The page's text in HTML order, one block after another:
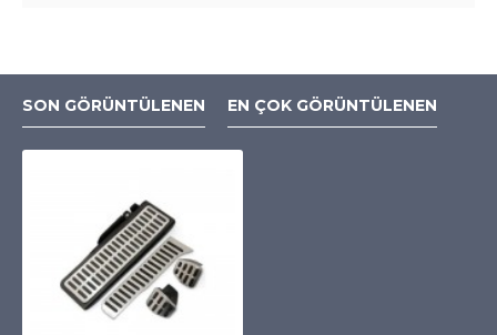
SON GÖRÜNTÜLENEN EN ÇOK GÖRÜNTÜLENEN